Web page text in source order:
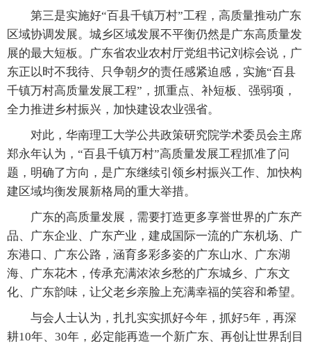
第三是实施好“百县千镇万村”工程，高质量推动广东
区域协调发展。城乡区域发展不平衡仍然是广东高质量发
展的最大短板。广东省农业农村厅党组书记刘棕会说，广
东正以时不我待、只争朝夕的责任感紧迫感，实施“百县
千镇万村高质量发展工程”，抓重点、补短板、强弱项，
全力推进乡村振兴，加快建设农业强省。
对此，华南理工大学公共政策研究院学术委员会主席
郑永年认为，“百县千镇万村”高质量发展工程抓准了问
题，明确了方向，是广东继续引领乡村振兴工作、加快构
建区域均衡发展新格局的重大举措。
广东的高质量发展，需要打造更多享誉世界的广东产
品、广东企业、广东产业，建成国际一流的广东机场、广
东港口、广东公路，涵育多彩多姿的广东山水、广东湖
海、广东花木，传承充满浓浓乡愁的广东城乡、广东文
化、广东韵味，让父老乡亲脸上充满幸福的笑容和希望。
与会人士认为，扎扎实实抓好今年，抓好5年，再深
耕10年、30年，必定能再造一个新广东、再创让世界刮目